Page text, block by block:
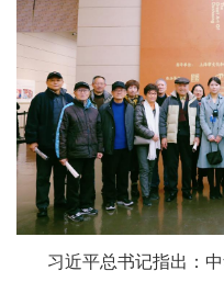
习近平总书记指出：